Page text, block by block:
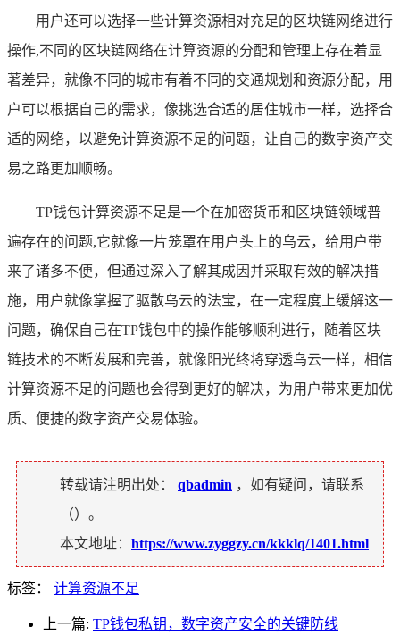
用户还可以选择一些计算资源相对充足的区块链网络进行
操作,不同的区块链网络在计算资源的分配和管理上存在着显
著差异，就像不同的城市有着不同的交通规划和资源分配，用
户可以根据自己的需求，像挑选合适的居住城市一样，选择合
适的网络，以避免计算资源不足的问题，让自己的数字资产交
易之路更加顺畅。
TP钱包计算资源不足是一个在加密货币和区块链领域普
遍存在的问题,它就像一片笼罩在用户头上的乌云，给用户带
来了诸多不便，但通过深入了解其成因并采取有效的解决措
施，用户就像掌握了驱散乌云的法宝，在一定程度上缓解这一
问题，确保自己在TP钱包中的操作能够顺利进行，随着区块
链技术的不断发展和完善，就像阳光终将穿透乌云一样，相信
计算资源不足的问题也会得到更好的解决，为用户带来更加优
质、便捷的数字资产交易体验。
转载请注明出处： qbadmin ，如有疑问，请联系
（）。
本文地址： https://www.zyggzy.cn/kkklq/1401.html
标签： 计算资源不足
上一篇: TP钱包私钥，数字资产安全的关键防线